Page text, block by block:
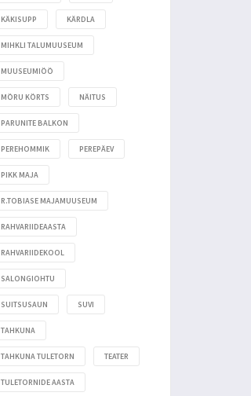
KÄKISUPP KÄRDLA
MIHKLI TALUMUUSEUM
MUUSEUMIÖÖ
MÖRU KÖRTS NÄITUS
PARUNITE BALKON
PEREHOMMIK PEREPÄEV
PIKK MAJA
R.TOBIASE MAJAMUUSEUM
RAHVARIIDEAASTA
RAHVARIIDEKOOL
SALONGIOHTU
SUITSUSAUN SUVI
TAHKUNA
TAHKUNA TULETORN TEATER
TULETORNIDE AASTA